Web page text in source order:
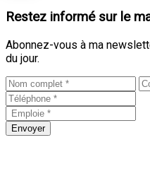
Restez informé sur le
Abonnez-vous à ma
du jour.
Envoyer